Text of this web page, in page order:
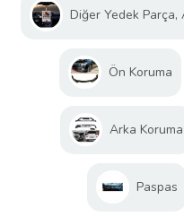
Diğer Yedek Parça,
Ön Koruma
Arka Koruma
Paspas